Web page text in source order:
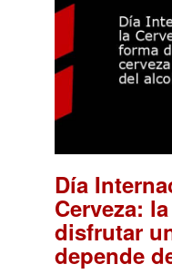
Día
Cerveza:
disfrutar
depende